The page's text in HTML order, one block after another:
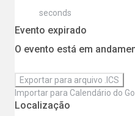
seconds
Evento expirado
O evento está em
Exportar para arquivo .ICS
Importar para Calendário do
Localização